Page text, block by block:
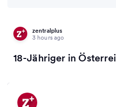
zentralplus
3 hours ago
18-Jähriger in